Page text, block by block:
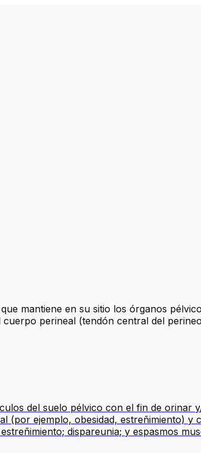
mantiene en su sitio los órganos
perineal (tendón central del
del suelo pélvico con el fin de orinar
(por ejemplo, obesidad, estreñimiento)
dispareunia; y espasmos